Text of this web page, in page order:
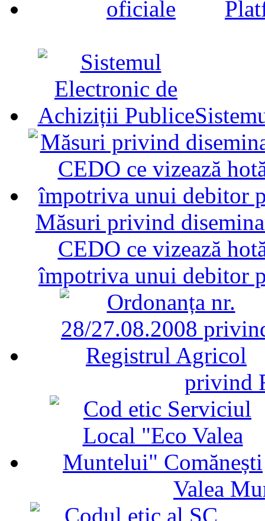
Măsuri privind
CEDO ce vizează
împotriva unui debitor
privind
Valea